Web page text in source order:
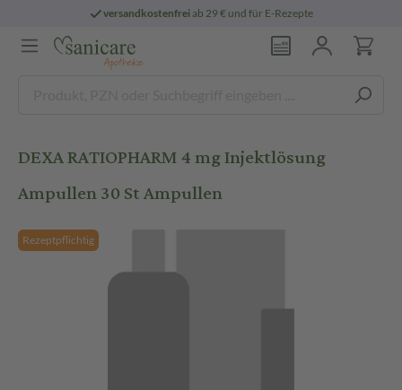
versandkostenfreiab 29 € und für E-Rezepte
DEXA RATIOPHARM 4 mg Injektlösung
Ampullen 30 St Ampullen
Rezeptpflichtig